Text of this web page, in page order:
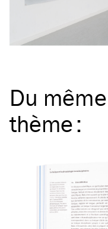
Du même
thème: